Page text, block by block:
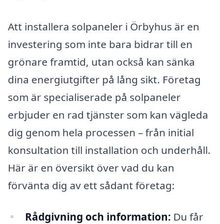
Att installera solpaneler i Örbyhus är en
investering som inte bara bidrar till en
grönare framtid, utan också kan sänka
dina energiutgifter på lång sikt. Företag
som är specialiserade på solpaneler
erbjuder en rad tjänster som kan vägleda
dig genom hela processen – från initial
konsultation till installation och underhåll.
Här är en översikt över vad du kan
förvänta dig av ett sådant företag:
Rådgivning och information: Du får